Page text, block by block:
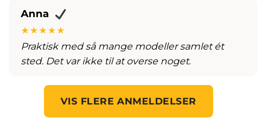
Anna
★★★★★
Praktisk med så mange modeller samlet ét
sted. Det var ikke til at overse noget.
VIS FLERE ANMELDELSER